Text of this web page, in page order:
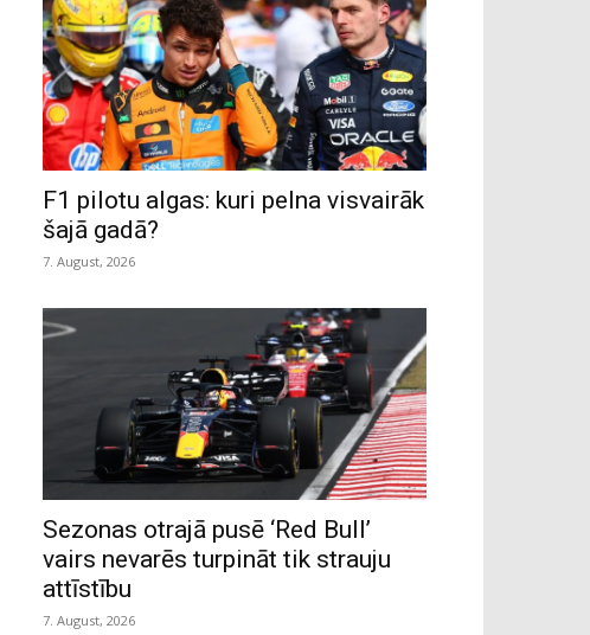
F1 pilotu algas: kuri pelna visvairāk
šajā gadā?
7. August, 2026
Sezonas otrajā pusē ‘Red Bull’
vairs nevarēs turpināt tik strauju
attīstību
7. August, 2026